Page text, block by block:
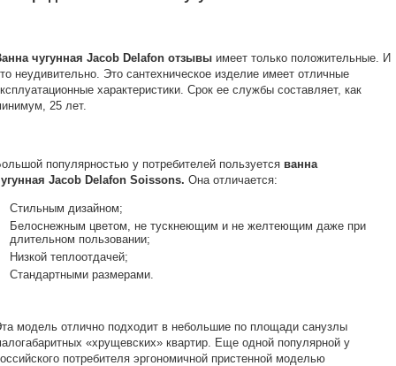
чугунная Jacob Delafon отзывы имеет только положительные. И
неудивительно. Это сантехническое изделие имеет отличные
характеристики. Срок ее службы составляет, как
25 лет.
популярностью у потребителей пользуется ванна
Jacob Delafon Soissons. Она отличается:
Стильным дизайном;
Белоснежным цветом, не тускнеющим и не желтеющим даже при
длительном пользовании;
Низкой теплоотдачей;
Стандартными размерами.
модель отлично подходит в небольшие по площади санузлы
«хрущевских» квартир. Еще одной популярной у
потребителя эргономичной пристенной моделью